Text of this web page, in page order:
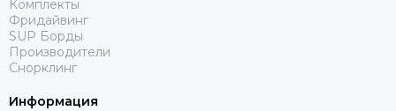
Комплекты
Фридайвинг
SUP Борды
Производители
Снорклинг
Информация